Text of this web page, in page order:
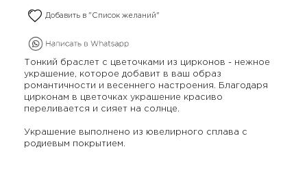
Добавить в "Список желаний"
Тонкий браслет с цветочками из цирконов - нежное
украшение, которое добавит в ваш образ
романтичности и весеннего настроения. Благодаря
цирконам в цветочках украшение красиво
переливается и сияет на солнце.
Украшение выполнено из ювелирного сплава с
родиевым покрытием.